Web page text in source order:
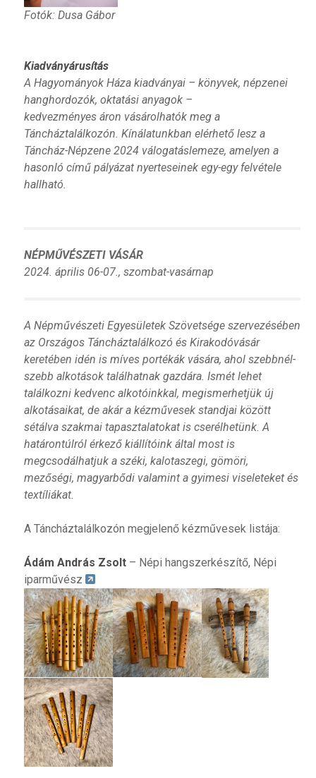
Fotók: Dusa Gábor
Kiadványárusítás
A Hagyományok Háza kiadványai – könyvek, népzenei
hanghordozók, oktatási anyagok –
kedvezményes áron vásárolhatók meg a
Táncháztalálkozón. Kínálatunkban elérhető lesz a
Táncház-Népzene 2024 válogatáslemeze, amelyen a
hasonló című pályázat nyerteseinek egy-egy felvétele
hallható.
NÉPMŰVÉSZETI VÁSÁR
2024. április 06-07., szombat-vasárnap
A Népművészeti Egyesületek Szövetsége szervezésében
az Országos Táncháztalálkozó és Kirakodóvásár
keretében idén is míves portékák vására, ahol szebbnél-
szebb alkotások találhatnak gazdára. Ismét lehet
találkozni kedvenc alkotóinkkal, megismerhetjük új
alkotásaikat, de akár a kézművesek standjai között
sétálva szakmai tapasztalatokat is cserélhetünk. A
határontúlról érkező kiállítóink által most is
megcsodálhatjuk a széki, kalotaszegi, gömöri,
mezőségi, magyarbődi valamint a gyimesi viseleteket és
textíliákat.
A Táncháztalálkozón megjelenő kézművesek listája:
Ádám András Zsolt– Népi hangszerkészítő, Népi
iparművész